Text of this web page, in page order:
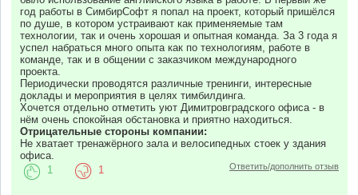
год работы в СимбирСофт я попал на проект, который пришёлся
по душе, в котором устраивают как применяемые там
технологии, так и очень хорошая и опытная команда. За 3 года я
успел набраться много опыта как по технологиям, работе в
команде, так и в общении с заказчиком международного
проекта.
Периодически проводятся различные тренинги, интересные
доклады и мероприятия в целях тимбилдинга.
Хочется отдельно отметить уют Димитровградского офиса - в
нём очень спокойная обстановка и приятно находиться.
Отрицательные стороны компании:
Не хватает тренажёрного зала и велосипедных стоек у здания
офиса.
Ответить/дополнить отзыв
1 1